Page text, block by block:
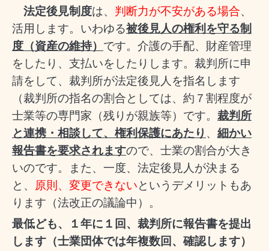
法定後見制度は、 判断力が不安がある場合、
活用します。いわゆる被後見人の権利を守る制
度（資産の維持） です。介護の手配、財産管理
をしたり、支払いをしたりします。裁判所に申
請をして、裁判所が法定後見人を指名します
（裁判所の指名の割合としては、 約７割程度が
士業等の専門家（残りが親族等）です。 裁判所
と連携・相談して、権利保護にあたり 、 細かい
報告書を要求されますので、士業の割合が大き
いのです。また、一度、法定後見人が決まる
と、 原則、変更できないというデメリットもあ
ります（法改正の議論中）。
最低ども、１年に１回、裁判所に報告書を提出
します（士業団体では年複数回、確認します）